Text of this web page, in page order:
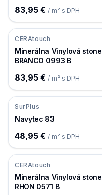
83,95 € / m² s DPH
CERAtouch
Minerálna Vinylová stone
BRANCO 0993 B
83,95 € / m² s DPH
SurPlus
Navytec 83
48,95 € / m² s DPH
CERAtouch
Minerálna Vinylová stone
RHON 0571 B